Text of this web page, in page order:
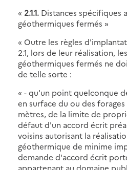
« 2.1.1. Distances spécifiques
géothermiques fermés »
« Outre les règles
2.1, lors de leur réalisation,
géothermiques fermés ne
de telle sorte :
« - qu'un point quelconque
en surface du ou des
mètres, de la limite de
défaut d'un accord écrit
voisins autorisant la
géothermique de minime
demande d'accord écrit
appartenant au domaine